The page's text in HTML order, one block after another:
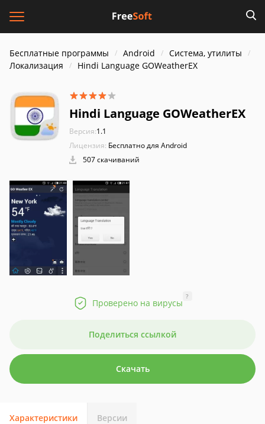
Бесплатные программы Android
Система, утилиты
Локализация
Hindi Language GOWeatherEX
Hindi Language GOWeatherEX
Версия:1.1
Лицензия: Бесплатно для Android
507 скачиваний
Проверено на вирусы
?
Поделиться ссылкой
Скачать
Характеристики Версии